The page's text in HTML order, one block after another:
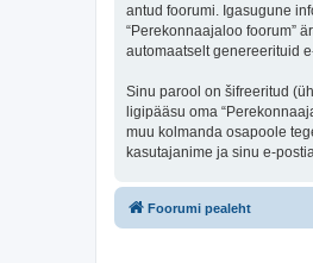
antud foorumi. Igasugune
“Perekonnaajaloo foorum”
automaatselt genereerituid
Sinu parool on šifreeritud
ligipääsu oma
muu kolmanda osapoole
kasutajanime ja sinu e-
Foorumi pealeht